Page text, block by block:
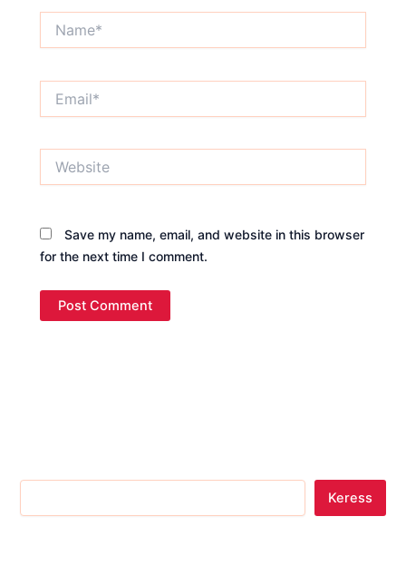
Save my name, email, and website in this browser
for the next time I comment.
Keress